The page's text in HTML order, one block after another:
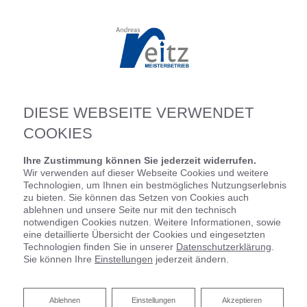
DIESE WEBSEITE VERWENDET
COOKIES
Ihre Zustimmung können Sie jederzeit widerrufen.
Wir verwenden auf dieser Webseite Cookies und weitere
Technologien, um Ihnen ein bestmögliches Nutzungserlebnis
zu bieten. Sie können das Setzen von Cookies auch
ablehnen und unsere Seite nur mit den technisch
notwendigen Cookies nutzen. Weitere Informationen, sowie
eine detaillierte Übersicht der Cookies und eingesetzten
Technologien finden Sie in unserer Datenschutzerklärung
Sie können Ihre Einstellungen jederzeit ändern.
Akzeptieren
Einstellungen
Ablehnen
Ablehnen